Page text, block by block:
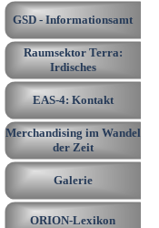
GSD - Informationsamt
Raumsektor Terra:
Irdisches
EAS-4: Kontakt
Merchandising im Wandel
der Zeit
Galerie
ORION-Lexikon